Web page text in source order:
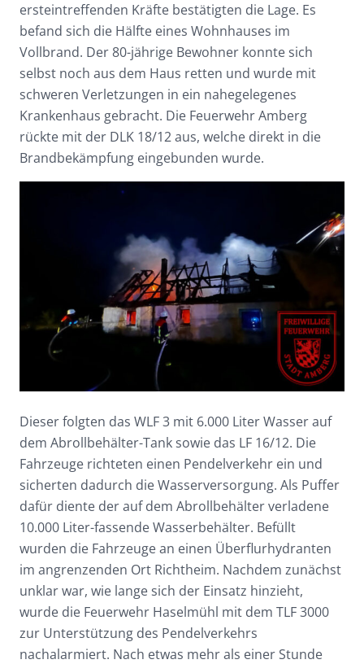
ersteintreffenden Kräfte bestätigten die Lage. Es
befand sich die Hälfte eines Wohnhauses im
Vollbrand. Der 80-jährige Bewohner konnte sich
selbst noch aus dem Haus retten und wurde mit
schweren Verletzungen in ein nahegelegenes
Krankenhaus gebracht. Die Feuerwehr Amberg
rückte mit der DLK 18/12 aus, welche direkt in die
Brandbekämpfung eingebunden wurde.
Dieser folgten das WLF 3 mit 6.000 Liter Wasser auf
dem Abrollbehälter-Tank sowie das LF 16/12. Die
Fahrzeuge richteten einen Pendelverkehr ein und
sicherten dadurch die Wasserversorgung. Als Puffer
dafür diente der auf dem Abrollbehälter verladene
10.000 Liter-fassende Wasserbehälter. Befüllt
wurden die Fahrzeuge an einen Überflurhydranten
im angrenzenden Ort Richtheim. Nachdem zunächst
unklar war, wie lange sich der Einsatz hinzieht,
wurde die Feuerwehr Haselmühl mit dem TLF 3000
zur Unterstützung des Pendelverkehrs
nachalarmiert. Nach etwas mehr als einer Stunde